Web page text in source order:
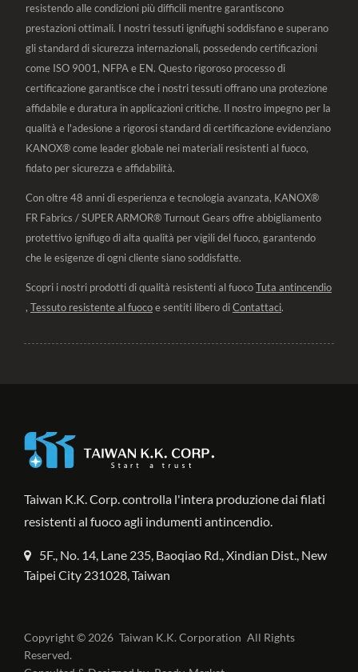
resistendo alle condizioni più difficili mentre garantiscono
prestazioni ottimali. I nostri tessuti ignifughi soddisfano e superano
gli standard di sicurezza internazionali, possedendo certificazioni
come ISO 9001, NFPA e EN. Questo rigoroso processo di
certificazione garantisce che i nostri tessuti offrano una protezione
affidabile e duratura in applicazioni critiche. Il nostro impegno per la
qualità e l'adesione a rigorosi standard di certificazione evidenziano
KANOX® come leader globale nei materiali resistenti al fuoco,
fidato per sicurezza e affidabilità.
Con oltre 48 anni di esperienza e tecnologia avanzata, KANOX®
FR Fabrics / SUPER ARMOR® Turnout Gears offre abbigliamento
protettivo ignifugo di alta qualità per vigili del fuoco, garantendo
che le esigenze di ogni cliente siano soddisfatte.
Scopri i nostri prodotti di qualità resistenti al fuocoTuta antincendio
, Tessuto resistente al fuocoe sentiti libero diContattaci.
Taiwan K.K. Corp. controlla l'intera produzione dai filati
resistenti al fuoco agli indumenti antincendio.
5F., No. 14, Lane 235, Baoqiao Rd., Xindian Dist., New
Taipei City 231028, Taiwan
Copyright © 2026 Taiwan K.K. Corporation All Rights
Reserved.